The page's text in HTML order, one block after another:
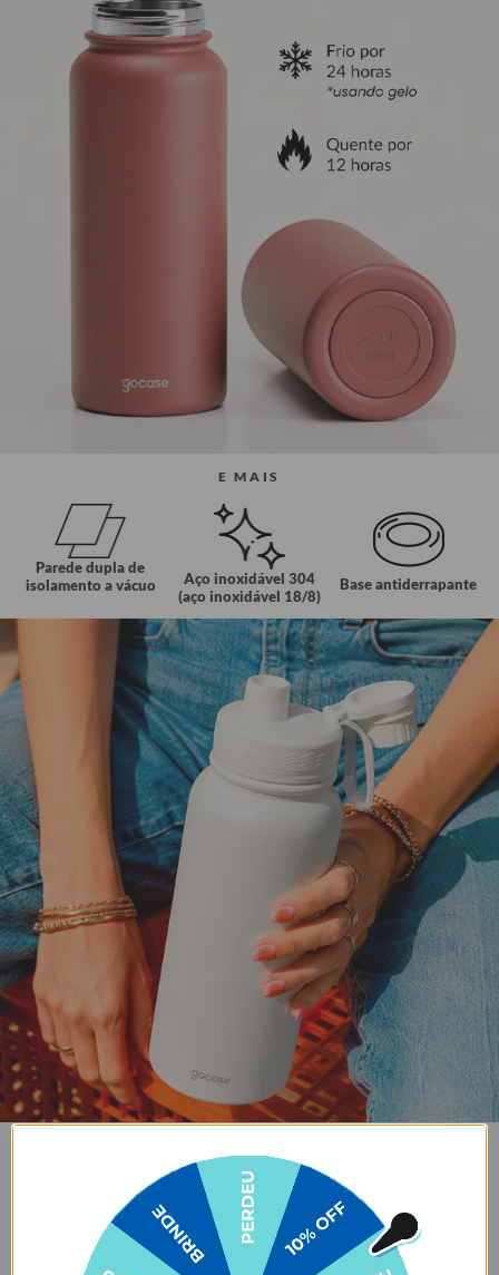
E MAIS
Parede dupla de
isolamento a vácuo
Aço inoxidável 304
(aço inoxidável 18/8)
Base antiderrapante